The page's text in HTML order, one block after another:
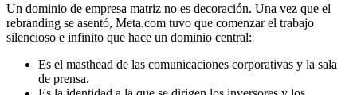
Un dominio de empresa matriz no es decoración. Una vez que el
rebranding se asentó, Meta.com tuvo que comenzar el trabajo
silencioso e infinito que hace un dominio central:
Es el masthead de las comunicaciones corporativas y la sala
de prensa.